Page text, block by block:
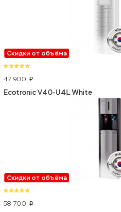
Скидки от объёма
47 900 p
Ecotronic V40-U4L White
Скидки от объёма
58 700 p